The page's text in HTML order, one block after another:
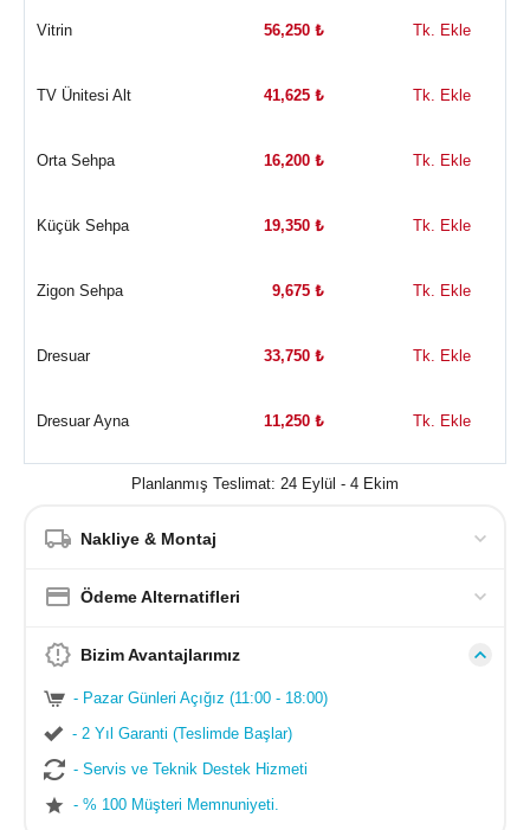
Vitrin 56,250 ₺ Tk. Ekle
TV Ünitesi Alt 41,625 ₺ Tk. Ekle
Orta Sehpa 16,200 ₺ Tk. Ekle
Küçük Sehpa 19,350 ₺ Tk. Ekle
Zigon Sehpa 9,675 ₺ Tk. Ekle
Dresuar 33,750 ₺ Tk. Ekle
Dresuar Ayna 11,250 ₺ Tk. Ekle
Planlanmış Teslimat: 24 Eylül - 4 Ekim
Nakliye & Montaj
Ödeme Alternatifleri
Bizim Avantajlarımız
- Pazar Günleri Açığız (11:00 - 18:00)
- 2 Yıl Garanti (Teslimde Başlar)
- Servis ve Teknik Destek Hizmeti
- % 100 Müşteri Memnuniyeti.